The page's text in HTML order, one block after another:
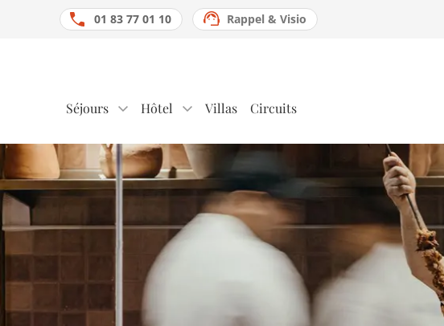
Séjours Hôtel Villas Circuits
01 83 77 01 10 Rappel & Visio